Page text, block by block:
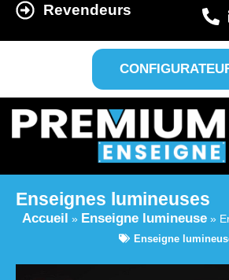
Revendeurs
Enseignes lumineuses
Accueil » Enseigne lumineuse»
Enseigne